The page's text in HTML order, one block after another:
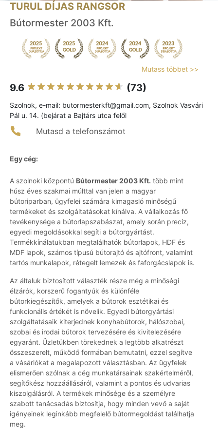
TURUL DÍJAS RANGSOR
Bútormester 2003 Kft.
Mutass többet >>
9.6 (73)
Szolnok, e-mail: butormesterkft@gmail.com, Szolnok Vasvári
Pál u. 14. (bejárat a Bajtárs utca felől
Mutasd a telefonszámot
Egy cég:
A szolnoki központú Bútormester 2003 Kft. több mint
húsz éves szakmai múlttal van jelen a magyar
bútoriparban, ügyfelei számára kimagasló minőségű
termékeket és szolgáltatásokat kínálva. A vállalkozás fő
tevékenysége a bútorlapszabászat, amely során precíz,
egyedi megoldásokkal segíti a bútorgyártást.
Termékkínálatukban megtalálhatók bútorlapok, HDF és
MDF lapok, számos típusú bútorajtó és ajtófront, valamint
tartós munkalapok, rétegelt lemezek és faforgácslapok is.
Az általuk biztosított választék része még a minőségi
élzárók, korszerű fogantyúk és különféle
bútorkiegészítők, amelyek a bútorok esztétikai és
funkcionális értékét is növelik. Egyedi bútorgyártási
szolgáltatásaik kiterjednek konyhabútorok, hálószobai,
szobai és irodai bútorok tervezésére és kivitelezésére
egyaránt. Üzletükben törekednek a legtöbb alkatrészt
összeszerelt, működő formában bemutatni, ezzel segítve
a vásárlókat a megalapozott választásban. Az ügyfelek
elismerően szólnak a cég munkatársainak szakértelméről,
segítőkész hozzáállásáról, valamint a pontos és udvarias
kiszolgálásról. A termékek minősége és a személyre
szabott tanácsadás biztosítja, hogy minden vevő a saját
igényeinek leginkább megfelelő bútormegoldást találhatja
meg.